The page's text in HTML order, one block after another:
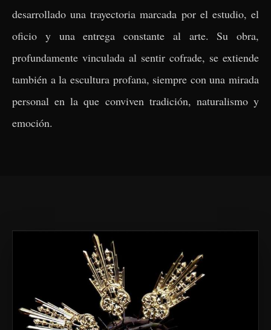
desarrollado una trayectoria marcada por el estudio, el
oficio y una entrega constante al arte. Su obra,
profundamente vinculada al sentir cofrade, se extiende
también a la escultura profana, siempre con una mirada
personal en la que conviven tradición, naturalismo y
emoción.